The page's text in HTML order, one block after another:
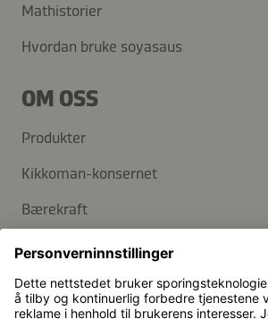
Mathistorier
Hvordan bruke soyasaus
OM OSS
Produkter
Kikkoman-konsernet
Bærekraft
KUNDESERVICE
Vanlige spørsmål